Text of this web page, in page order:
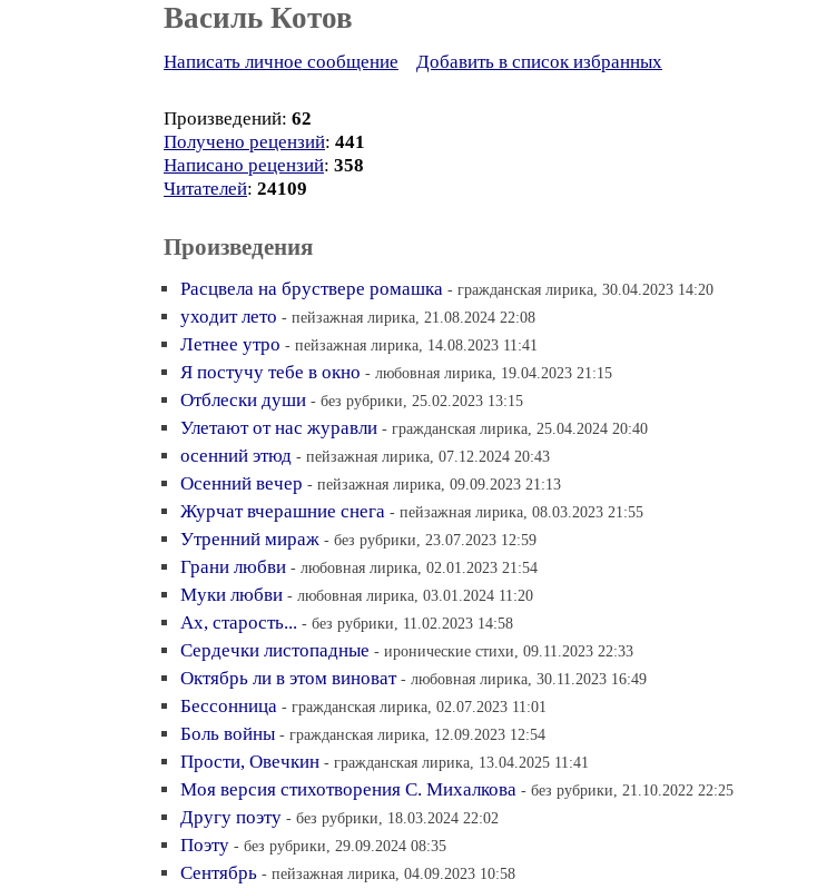
Василь Котов
Написать личное сообщение Добавить в список избранных
Произведений: 62
Получено рецензий: 441
Написано рецензий: 358
Читателей: 24109
Произведения
Расцвела на бруствере ромашка - гражданская лирика, 30.04.2023 14:20
уходит лето - пейзажная лирика, 21.08.2024 22:08
Летнее утро - пейзажная лирика, 14.08.2023 11:41
Я постучу тебе в окно - любовная лирика, 19.04.2023 21:15
Отблески души - без рубрики, 25.02.2023 13:15
Улетают от нас журавли - гражданская лирика, 25.04.2024 20:40
осенний этюд - пейзажная лирика, 07.12.2024 20:43
Осенний вечер - пейзажная лирика, 09.09.2023 21:13
Журчат вчерашние снега - пейзажная лирика, 08.03.2023 21:55
Утренний мираж - без рубрики, 23.07.2023 12:59
Грани любви - любовная лирика, 02.01.2023 21:54
Муки любви - любовная лирика, 03.01.2024 11:20
Ах, старость... - без рубрики, 11.02.2023 14:58
Сердечки листопадные - иронические стихи, 09.11.2023 22:33
Октябрь ли в этом виноват - любовная лирика, 30.11.2023 16:49
Бессонница - гражданская лирика, 02.07.2023 11:01
Боль войны - гражданская лирика, 12.09.2023 12:54
Прости, Овечкин - гражданская лирика, 13.04.2025 11:41
Моя версия стихотворения С. Михалкова - без рубрики, 21.10.2022 22:25
Другу поэту - без рубрики, 18.03.2024 22:02
Поэту - без рубрики, 29.09.2024 08:35
Сентябрь - пейзажная лирика, 04.09.2023 10:58